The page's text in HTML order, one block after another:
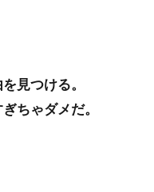
見つける。
ちゃダメだ。